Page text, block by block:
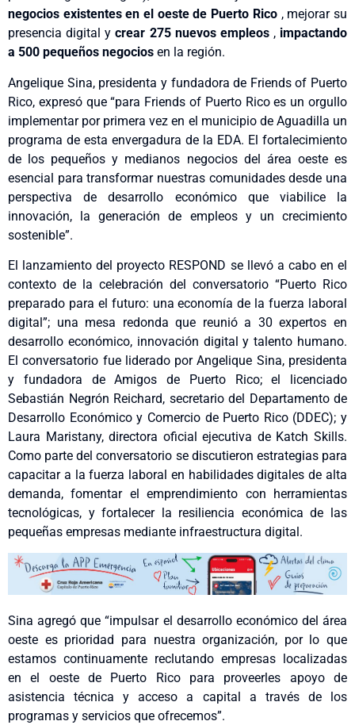
negocios existentes en el oeste de Puerto Rico, mejorar su
presencia digital ycrear 275 nuevos empleos, impactando
a 500 pequeños negocios en la región.
Angelique Sina, presidenta y fundadora de Friends of Puerto
Rico, expresó que “para Friends of Puerto Rico es un orgullo
implementar por primera vez en el municipio de Aguadilla un
programa de esta envergadura de la EDA. El fortalecimiento
de los pequeños y medianos negocios del área oeste es
esencial para transformar nuestras comunidades desde una
perspectiva de desarrollo económico que viabilice la
innovación, la generación de empleos y un crecimiento
sostenible”.
El lanzamiento del proyecto RESPOND se llevó a cabo en el
contexto de la celebración del conversatorio “Puerto Rico
preparado para el futuro: una economía de la fuerza laboral
digital”; una mesa redonda que reunió a 30 expertos en
desarrollo económico, innovación digital y talento humano.
El conversatorio fue liderado por Angelique Sina, presidenta
y fundadora de Amigos de Puerto Rico; el licenciado
Sebastián Negrón Reichard, secretario del Departamento de
Desarrollo Económico y Comercio de Puerto Rico (DDEC); y
Laura Maristany, directora oficial ejecutiva de Katch Skills.
Como parte del conversatorio se discutieron estrategias para
capacitar a la fuerza laboral en habilidades digitales de alta
demanda, fomentar el emprendimiento con herramientas
tecnológicas, y fortalecer la resiliencia económica de las
pequeñas empresas mediante infraestructura digital.
Sina agregó que “impulsar el desarrollo económico del área
oeste es prioridad para nuestra organización, por lo que
estamos continuamente reclutando empresas localizadas
en el oeste de Puerto Rico para proveerles apoyo de
asistencia técnica y acceso a capital a través de los
programas y servicios que ofrecemos”.